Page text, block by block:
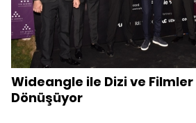
Wideangle ile Dizi ve Filmler
Dönüşüyor